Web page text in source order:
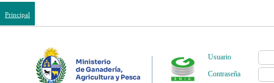
Principal
Usuario
Contraseña